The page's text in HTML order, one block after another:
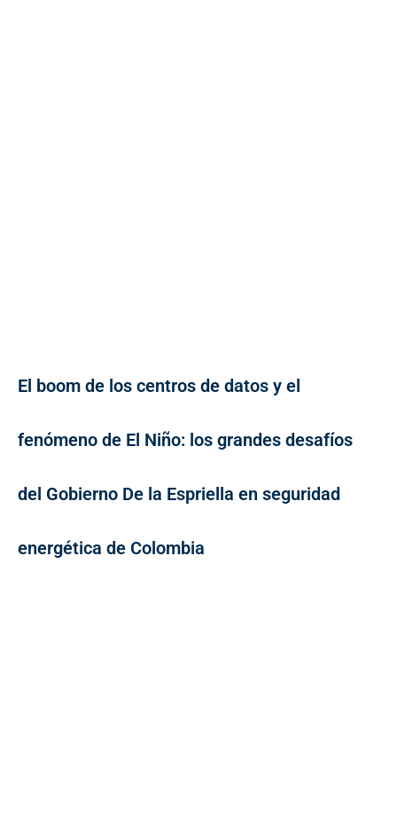
El boom de los centros de datos y el
fenómeno de El Niño: los grandes desafíos
del Gobierno De la Espriella en seguridad
energética de Colombia